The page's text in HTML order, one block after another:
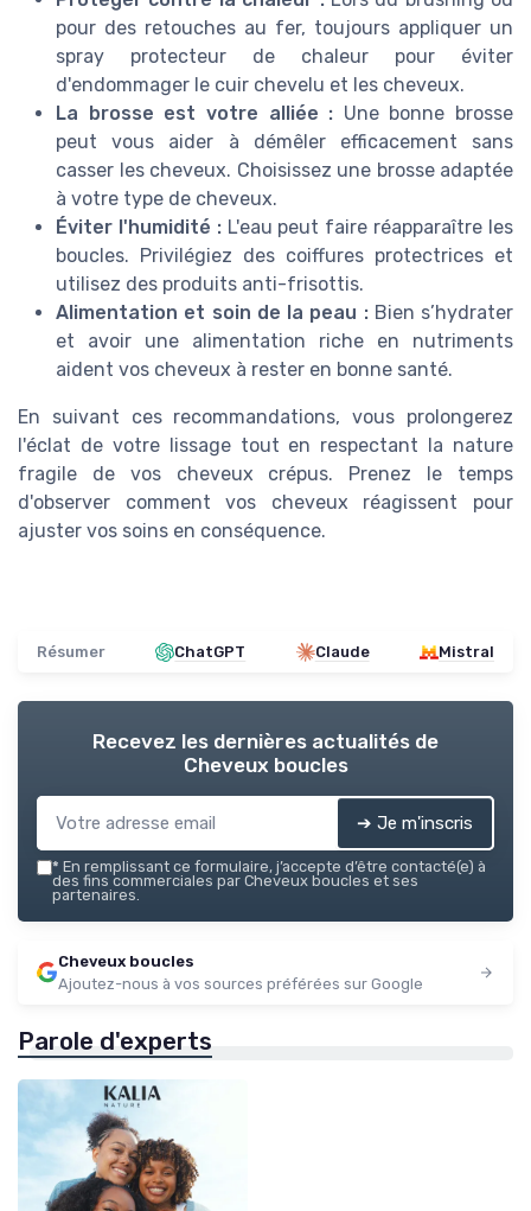
pour des retouches au fer, toujours appliquer un
spray protecteur de chaleur pour éviter
d'endommager le cuir chevelu et les cheveux.
La brosse est votre alliée : Une bonne brosse
peut vous aider à démêler efficacement sans
casser les cheveux. Choisissez une brosse adaptée
à votre type de cheveux.
Éviter l'humidité :L'eau peut faire réapparaître les
boucles. Privilégiez des coiffures protectrices et
utilisez des produits anti-frisottis.
Alimentation et soin de la peau :Bien s’hydrater
et avoir une alimentation riche en nutriments
aident vos cheveux à rester en bonne santé.
En suivant ces recommandations, vous prolongerez
l'éclat de votre lissage tout en respectant la nature
fragile de vos cheveux crépus. Prenez le temps
d'observer comment vos cheveux réagissent pour
ajuster vos soins en conséquence.
Résumer ChatGPT Claude Mistral
Recevez les dernières actualités de
Cheveux boucles
➔ Je m'inscris
* En remplissant ce formulaire, j’accepte d’être contacté(e) à
des fins commerciales par Cheveux boucles et ses
partenaires.
Cheveux boucles
Ajoutez-nous à vos sources préférées sur Google
Parole d'experts